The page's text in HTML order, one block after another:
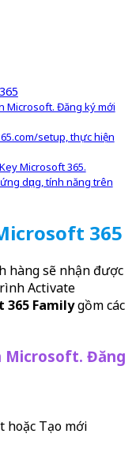
Microsoft. Đăng ký mới
setup, thực hiện
Microsoft 365.
dụng, tính năng trên
365
hàng sẽ nhận được
Activate
365 Familygồm các
Microsoft. Đăng
hoặc Tạo mới